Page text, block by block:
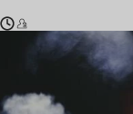
Temps
:
Cassius
79